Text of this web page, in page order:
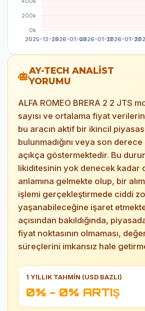
AY-TECH ANALİST
YORUMU
ALFA ROMEO BRERA 2 2 JTS
sayısı ve ortalama fiyat
bu aracın aktif bir ikincil
bulunmadığını veya son
açıkça göstermektedir. Bu
likiditesinin yok denecek kadar
anlamına gelmekte olup, bir
işlemi gerçekleştirmede ciddi
yaşanabileceğine işaret
açısından bakıldığında,
fiyat noktasının olmaması,
süreçlerini imkansız hale
1 YILLIK TAHMİN (USD BAZLI)
0% - 0% ARTIŞ